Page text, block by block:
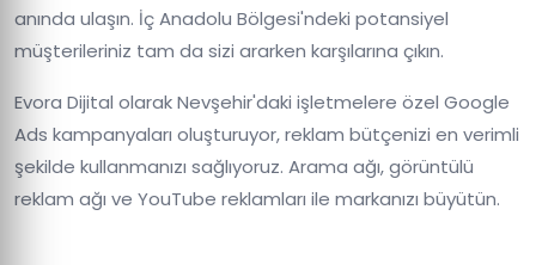
anında ulaşın. İç Anadolu Bölgesi'ndeki potansiyel
müşterileriniz tam da sizi ararken karşılarına çıkın.
Evora Dijital olarak Nevşehir'daki işletmelere özel Google
Ads kampanyaları oluşturuyor, reklam bütçenizi en verimli
şekilde kullanmanızı sağlıyoruz. Arama ağı, görüntülü
reklam ağı ve YouTube reklamları ile markanızı büyütün.